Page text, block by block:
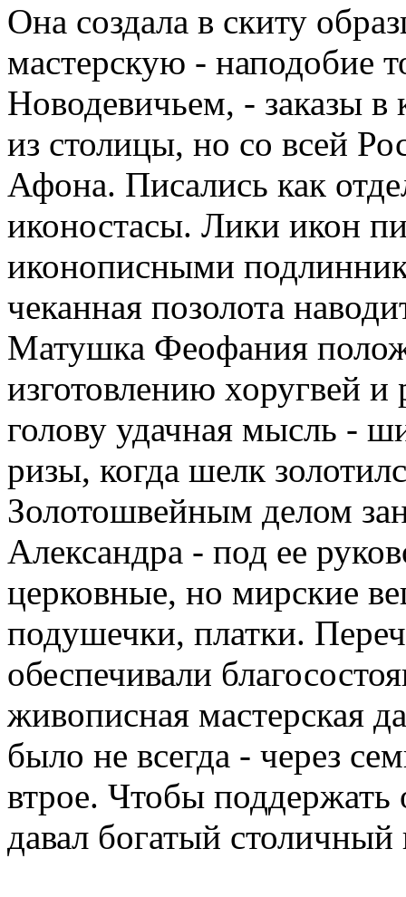
Она создала в скиту
мастерскую - наподобие
Новодевичьем, - заказы в
из столицы, но со всей
Афона. Писались как
иконостасы. Лики икон
иконописными
чеканная позолота
Матушка Феофания
изготовлению хоругвей
голову удачная мысль -
ризы, когда шелк
Золотошвейным делом
Александра - под ее
церковные, но мирские
подушечки, платки.
обеспечивали
живописная мастерская
было не всегда - через
втрое. Чтобы
давал богатый